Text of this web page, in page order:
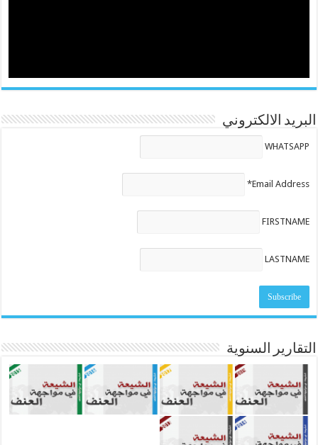
البريد الالكتروني
WHATSAPP
Email Address*
FIRSTNAME
LASTNAME
التقارير السنوية